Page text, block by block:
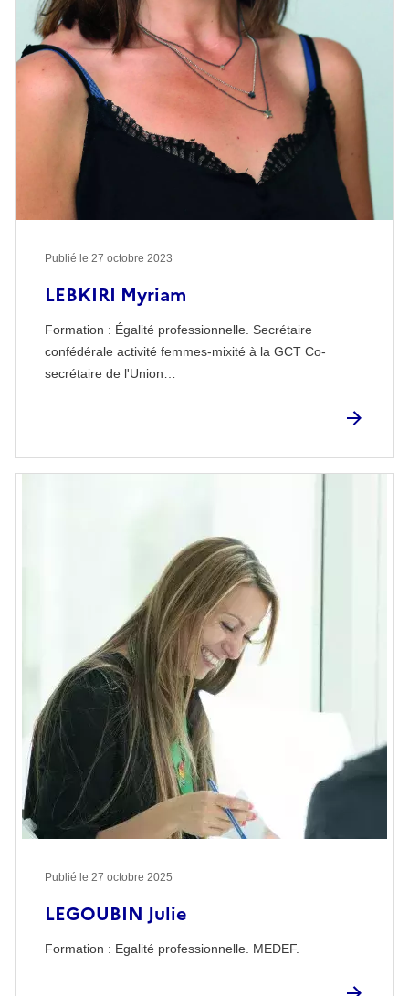
LEBKIRI Myriam
Formation : Égalité professionnelle. Secrétaire
confédérale activité femmes-mixité à la GCT Co-
secrétaire de l'Union…
Publié le 27 octobre 2023
LEGOUBIN Julie
Formation : Egalité professionnelle. MEDEF.
Publié le 27 octobre 2025